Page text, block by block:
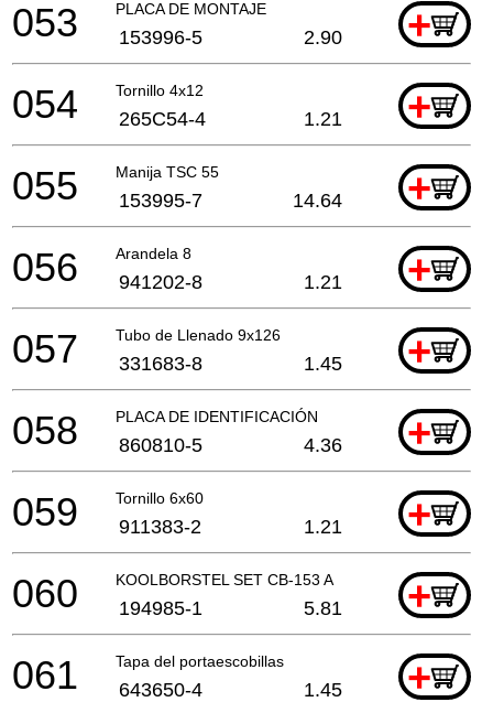
PLACA DE MONTAJE +
053 153996-5 2.90
Tornillo 4x12 +
054 265C54-4 1.21
Manija TSC 55 +
055 153995-7 14.64
Arandela 8 +
056 941202-8 1.21
Tubo de Llenado 9x126 +
057 331683-8 1.45
PLACA DE IDENTIFICACIÓN +
058 860810-5 4.36
Tornillo 6x60 +
059 911383-2 1.21
KOOLBORSTEL SET CB-153 A +
060 194985-1 5.81
Tapa del portaescobillas +
061 643650-4 1.45